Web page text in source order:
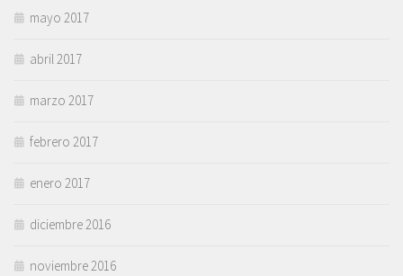
mayo 2017
abril 2017
marzo 2017
febrero 2017
enero 2017
diciembre 2016
noviembre 2016